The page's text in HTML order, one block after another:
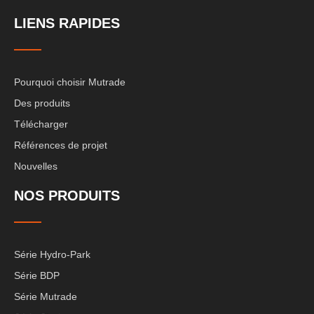
LIENS RAPIDES
Pourquoi choisir Mutrade
Des produits
Télécharger
Références de projet
Nouvelles
NOS PRODUITS
Série Hydro-Park
Série BDP
Série Mutrade